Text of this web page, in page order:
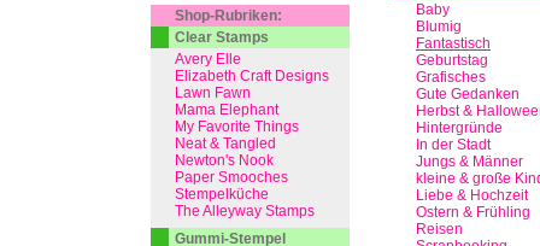
Baby
Blumig
Fantastisch
Geburtstag
Grafisches
Gute Gedanken
Herbst &
Hintergründe
In der Stadt
Jungs & Männer
kleine & große
Liebe & Hochzeit
Ostern & Frühling
Reisen
Shop-Rubriken:
Clear Stamps
Avery Elle
Elizabeth Craft Designs
Lawn Fawn
Mama Elephant
My Favorite Things
Neat & Tangled
Newton's Nook
Paper Smooches
Stempelküche
The Alleyway Stamps
Gummi-Stempel